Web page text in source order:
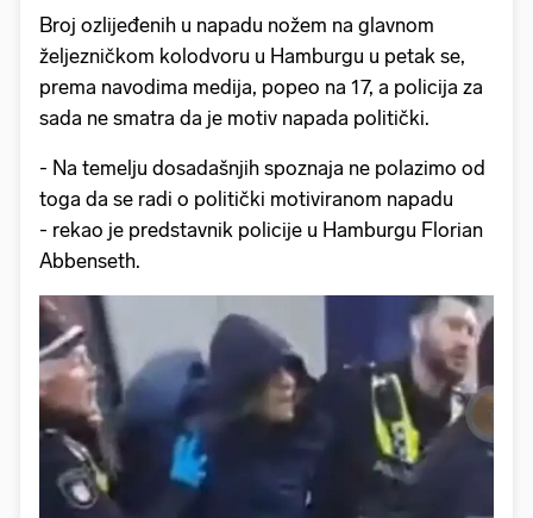
Broj ozlijeđenih u napadu nožem na glavnom
željezničkom kolodvoru u Hamburgu u petak se,
prema navodima medija, popeo na 17, a policija za
sada ne smatra da je motiv napada politički.
- Na temelju dosadašnjih spoznaja ne polazimo od
toga da se radi o politički motiviranom napadu
- rekao je predstavnik policije u Hamburgu Florian
Abbenseth.